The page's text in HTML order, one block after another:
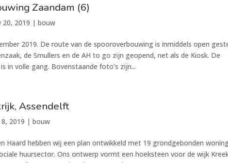
Zaandam (6)
20, 2019 | bouw
2019. De route van de spooroverbouwing is inmiddels open
de Smullers en de AH to go zijn geopend, net als de Kiosk. De
in volle gang. Bovenstaande foto’s zijn...
Assendelft
2019 | bouw
Haard hebben wij een plan ontwikkeld met 19 grondgebonden
huursector. Ons ontwerp vormt een hoeksteen voor de wijk